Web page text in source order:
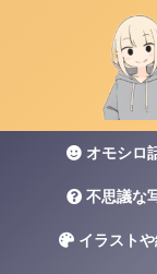
オモシロ
不思議な
イラスト